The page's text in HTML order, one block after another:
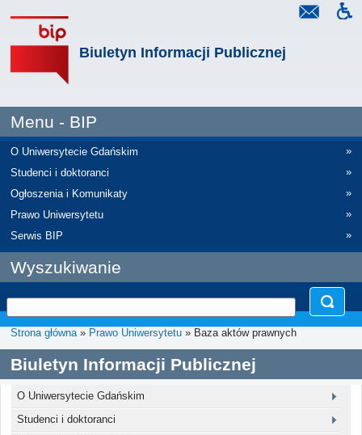
Biuletyn Informacji Publicznej
Menu - BIP
O Uniwersytecie Gdańskim
»
Studenci i doktoranci
»
Ogłoszenia i Komunikaty
»
Prawo Uniwersytetu
»
Serwis BIP
»
Wyszukiwanie
Strona główna» Prawo Uniwersytetu » Baza aktów prawnych
Biuletyn Informacji Publicznej
O Uniwersytecie Gdańskim
Studenci i doktoranci